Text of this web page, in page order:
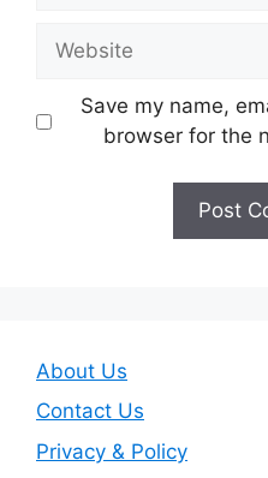
Save my name,
browser for the
About Us
Contact Us
Privacy & Policy